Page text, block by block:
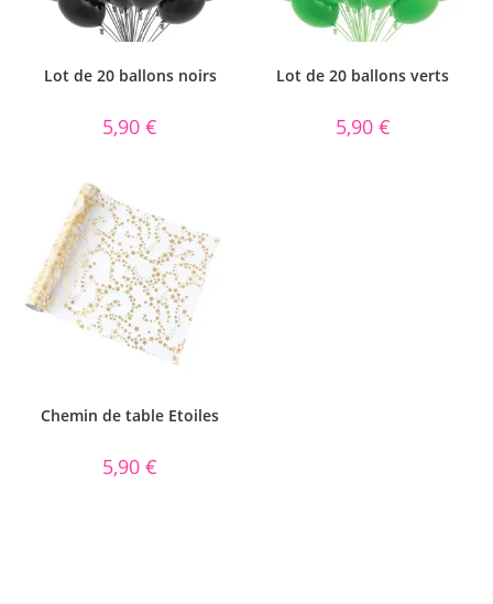
Lot de 20 ballons noirs
5,90€
Lot de 20 ballons verts
5,90 €
Chemin de table Etoiles
5,90€